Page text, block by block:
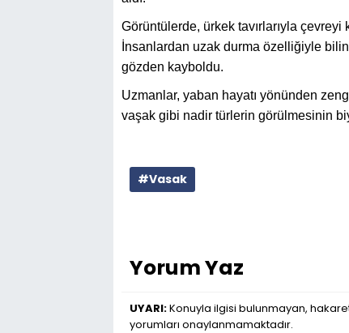
Görüntülerde, ürkek tavırlarıyla
İnsanlardan uzak durma özelliğiyle
gözden kayboldu.
Uzmanlar, yaban hayatı yönünden
vaşak gibi nadir türlerin görülmesinin
#Vasak
Yorum Yaz
UYARI:Konuyla ilgisi bulunmayan,
yorumları onaylanmamaktadır.